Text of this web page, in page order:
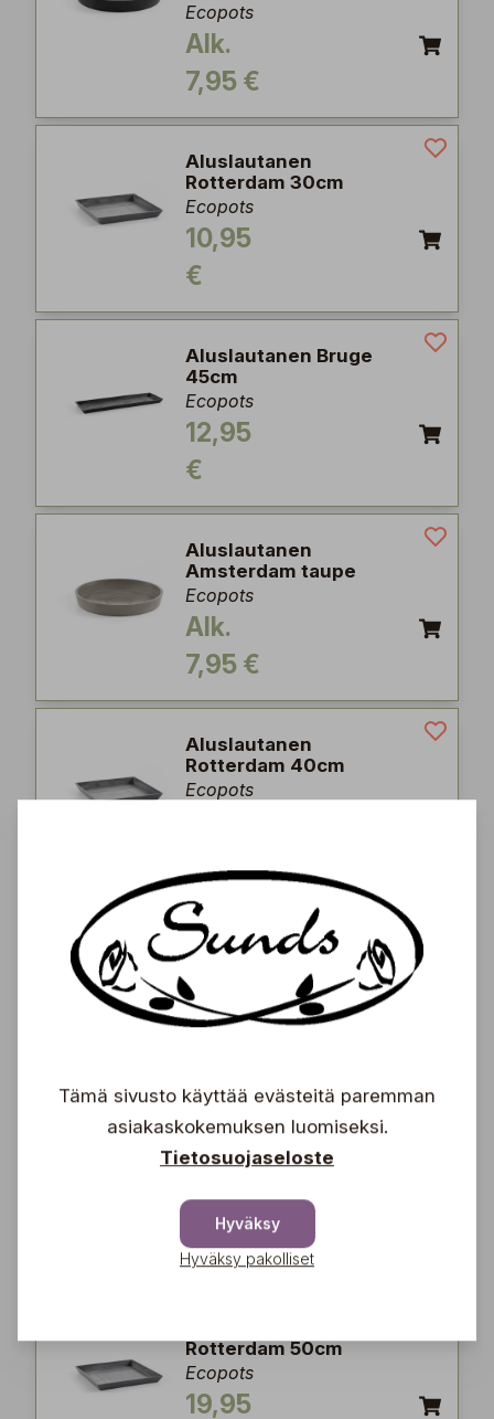
Ecopots
Alk.
7,95 €
Aluslautanen
Rotterdam 30cm
Ecopots
10,95
€
Aluslautanen Bruge
45cm
Ecopots
12,95
€
Aluslautanen
Amsterdam taupe
Ecopots
Alk.
7,95 €
Aluslautanen
Rotterdam 40cm
Ecopots
Aluslautanen Sofia
30cm
Ecopots
5,95
Aluslautanen
ripustettava 36cm
49,95
€
Rotterdam 50cm
Ecopots
19,95
Tämä sivusto käyttää evästeitä paremman
asiakaskokemuksen luomiseksi.
Tietosuojaseloste
Hyväksy
Hyväksy pakolliset